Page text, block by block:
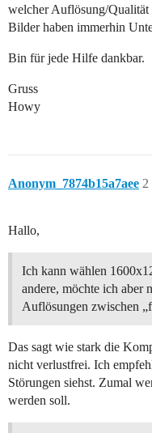
welcher Auflösung/
Bilder haben immerhin
Bin für jede Hilfe dankbar.
Gruss
Howy
Anonym_7874b15a7aee 2
Hallo,
Ich kann wählen
andere, möchte ich aber
Auflösungen zwischen
Das sagt wie stark die
nicht verlustfrei. Ich
Störungen siehst. Zumal
werden soll.